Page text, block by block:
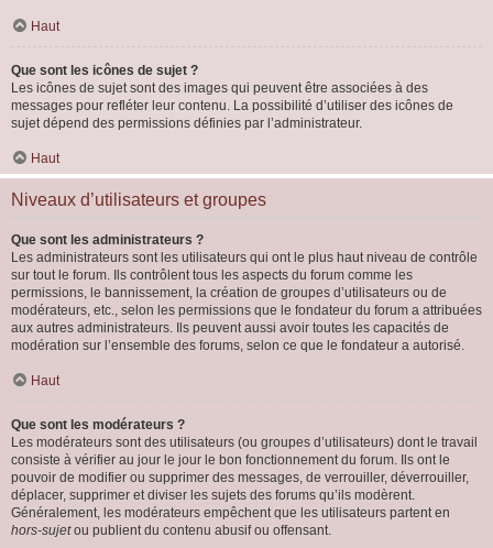
Haut
Que sont les icônes de sujet ?
Les icônes de sujet sont des images qui peuvent être associées à des
messages pour refléter leur contenu. La possibilité d’utiliser des icônes de
sujet dépend des permissions définies par l’administrateur.
Haut
Niveaux d’utilisateurs et groupes
Que sont les administrateurs ?
Les administrateurs sont les utilisateurs qui ont le plus haut niveau de contrôle
sur tout le forum. Ils contrôlent tous les aspects du forum comme les
permissions, le bannissement, la création de groupes d’utilisateurs ou de
modérateurs, etc., selon les permissions que le fondateur du forum a attribuées
aux autres administrateurs. Ils peuvent aussi avoir toutes les capacités de
modération sur l’ensemble des forums, selon ce que le fondateur a autorisé.
Haut
Que sont les modérateurs ?
Les modérateurs sont des utilisateurs (ou groupes d’utilisateurs) dont le travail
consiste à vérifier au jour le jour le bon fonctionnement du forum. Ils ont le
pouvoir de modifier ou supprimer des messages, de verrouiller, déverrouiller,
déplacer, supprimer et diviser les sujets des forums qu’ils modèrent.
Généralement, les modérateurs empêchent que les utilisateurs partent en
hors-sujetou publient du contenu abusif ou offensant.